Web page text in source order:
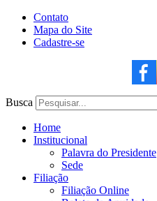
Contato
Mapa do Site
Cadastre-se
Busca
Home
Institucional
Palavra do Presidente
Sede
Filiação
Filiação Online